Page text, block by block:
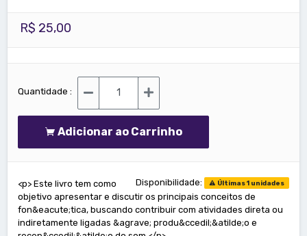
R$ 25,00
Quantidade :
Adicionar ao Carrinho
Disponibilidade: Últimas 1 unidades
<p> Este livro tem como
objetivo apresentar e discutir os principais conceitos de
fon&eacute;tica, buscando contribuir com atividades direta ou
indiretamente ligadas &agrave; produ&ccedil;&atilde;o e